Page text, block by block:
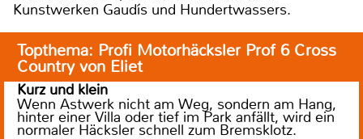
Kunstwerken Gaudís und Hundertwassers.
Topthema: Profi Motorhäcksler Prof 6 Cross
Country von Eliet
Kurz und klein
Wenn Astwerk nicht am Weg, sondern am Hang,
hinter einer Villa oder tief im Park anfällt, wird ein
normaler Häcksler schnell zum Bremsklotz.